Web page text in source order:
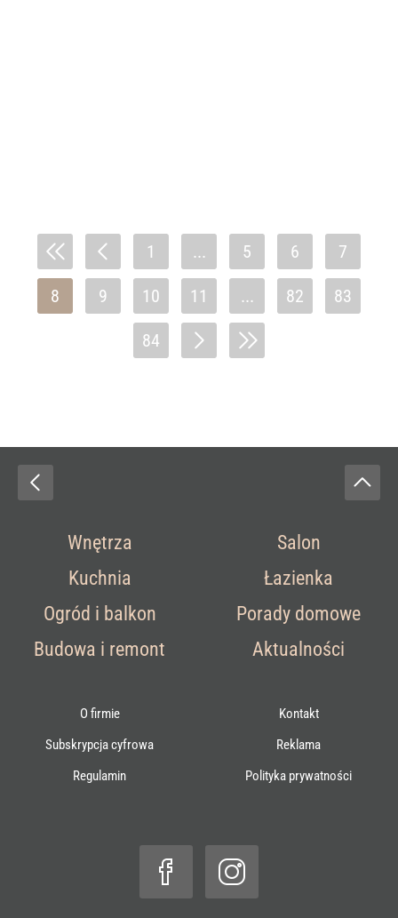
1 ... 5 6 7
8 9 10 11 ... 82 83
84
Wnętrza
Salon
Kuchnia
Łazienka
Ogród i balkon
Porady domowe
Budowa i remont
Aktualności
O firmie
Kontakt
Subskrypcja cyfrowa
Reklama
Regulamin
Polityka prywatności